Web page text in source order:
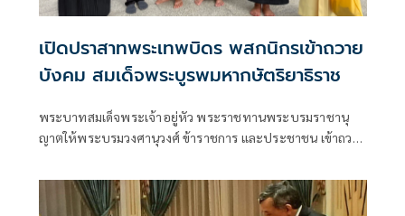
เปิดปราสาทพระเทพบิดร พสกนิกรเข้าถวาย
บังคม สมเด็จพระบูรพมหากษัตริยาธิราช
พระบาทสมเด็จพระเจ้าอยู่หัว พระราชทานพระบรมราชานุ
ญาตให้พระบรมวงศานุวงศ์ ข้าราชการ และประชาชน เข้าถวาย
พระเทพบิดร พระบรมมหาราชวัง ตั้งแต่เวลา 08.00-17.00 น.